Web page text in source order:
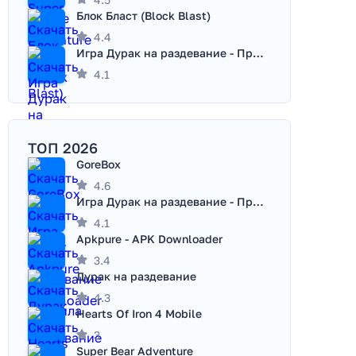
Блок Бласт (Block Blast)
4.4
Игра Дурак на раздевание - Правила игры
4.1
ТОП 2026
GoreBox
4.6
Игра Дурак на раздевание - Правила игры
4.1
Apkpure - APK Downloader
3.4
Дурак на раздевание
4.3
Hearts Of Iron 4 Mobile
3
Super Bear Adventure